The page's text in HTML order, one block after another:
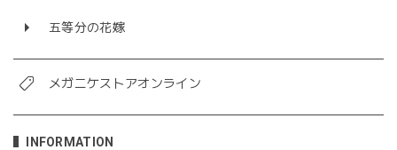
五等分の花嫁
メガニケストアオンライン
INFORMATION